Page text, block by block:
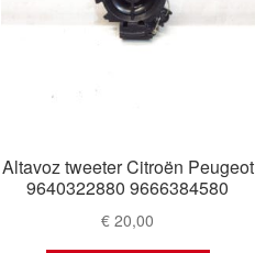
Altavoz tweeter Citroën Peugeot
9640322880 9666384580
€ 20,00